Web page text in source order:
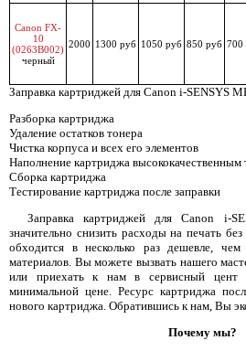
Canon FX-
10
(0263B002)
черный
2000 1300 руб 1050 руб 850 руб 700
Заправка картриджей для Canon i-SENSYS
Разборка картриджа
Удаление остатков тонера
Чистка корпуса и всех его элементов
Наполнение картриджа высококачественным
Сборка картриджа
Тестирование картриджа после заправки
Заправка картриджей для Canon i-
значительно снизить расходы на печать
обходится в несколько раз дешевле,
материалов. Вы можете вызвать нашего
или приехать к нам в сервисный цент
минимальной цене. Ресурс картриджа
нового картриджа. Обратившись к нам, Вы
Почему мы?